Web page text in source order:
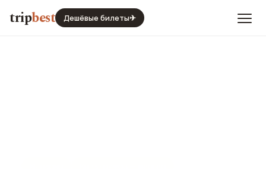
tripbest Дешёвые билеты✈